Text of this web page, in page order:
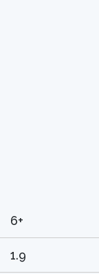
6+
1.9